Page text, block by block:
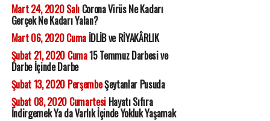
Mart 24, 2020 SalıCorona Virüs Ne Kadarı
Gerçek Ne Kadarı Yalan?
Mart 06, 2020 CumaİDLİB ve RİYAKÂRLIK
Şubat 21, 2020 Cuma15 Temmuz Darbesi ve
Darbe İçinde Darbe
Şubat 13, 2020 PerşembeŞeytanlar Pusuda
Şubat 08, 2020 CumartesiHayatı Sıfıra
İndirgemek Ya da Varlık İçinde Yokluk Yaşamak